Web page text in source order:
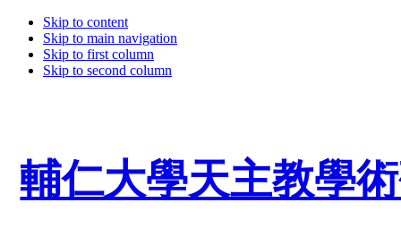
Skip to content
Skip to main navigation
Skip to first column
Skip to second column
輔仁大學天主教學